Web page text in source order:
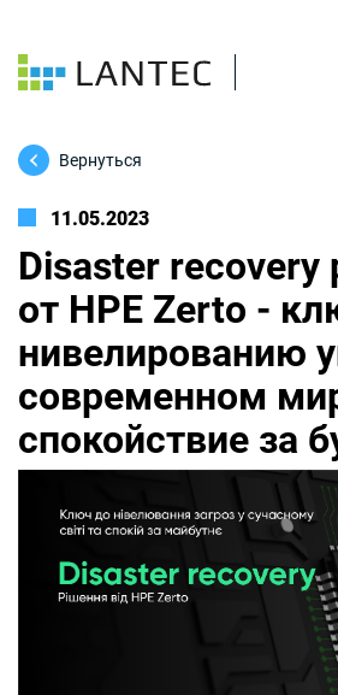
Вернуться
11.05.2023
Disaster recovery
от HPE Zerto -
нивелированию
современном
спокойствие за